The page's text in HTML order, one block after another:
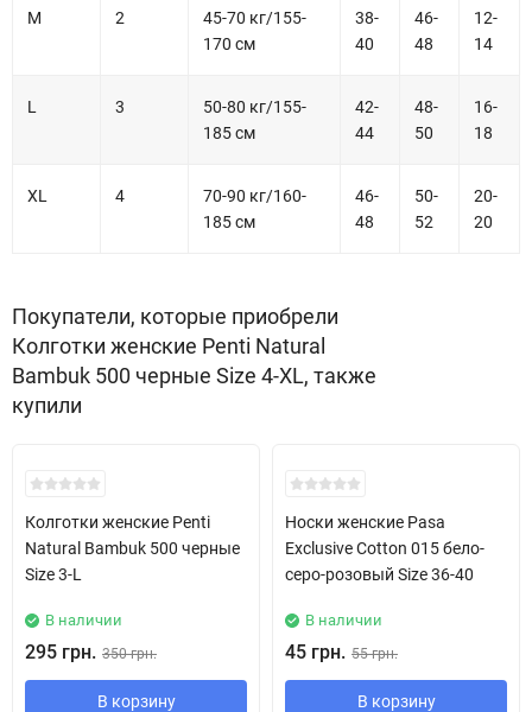
M 2
45-70 кг/155-
170 см
38-
40
46-
48
12-
14
L 3
50-80 кг/155-
185 см
42-
44
48-
50
16-
18
XL 4
70-90 кг/160-
185 см
46-
48
50-
52
20-
20
Покупатели, которые приобрели
Колготки женские Penti Natural
Bambuk 500 черные Size 4-XL, также
купили
Колготки женские Penti
Natural Bambuk 500 черные
Size 3-L
В наличии
295 грн. 350 грн.
В корзину
Носки женские Pasa
Exclusive Cotton 015 бело-
серо-розовый Size 36-40
В наличии
45 грн. 55 грн.
В корзину